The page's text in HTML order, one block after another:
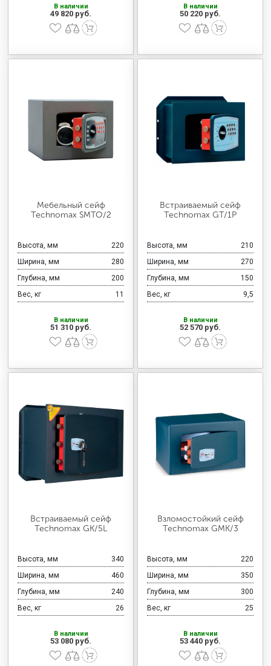
В наличии
49 820 руб.
В наличии
50 220 руб.
Мебельный сейф
Technomax SMTO/2
Высота, мм
220
Ширина, мм
280
Глубина, мм
200
Вес, кг
11
В наличии
51 310 руб.
Встраиваемый сейф
Technomax GT/1P
Высота, мм
210
Ширина, мм
270
Глубина, мм
150
Вес, кг
9,5
В наличии
52 570 руб.
Встраиваемый сейф
Technomax GK/5L
Высота, мм
340
Ширина, мм
460
Глубина, мм
240
Вес, кг
26
В наличии
53 080 руб.
Взломостойкий сейф
Technomax GMK/3
Высота, мм
220
Ширина, мм
350
Глубина, мм
300
Вес, кг
25
В наличии
53 440 руб.